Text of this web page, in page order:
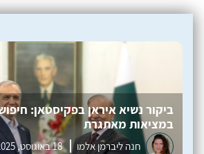
ביקור נשיא איראן בפקיסטאן:
במציאות מאתגרת
חנה ליברמן אלמו 18 באוגוסט, 2025